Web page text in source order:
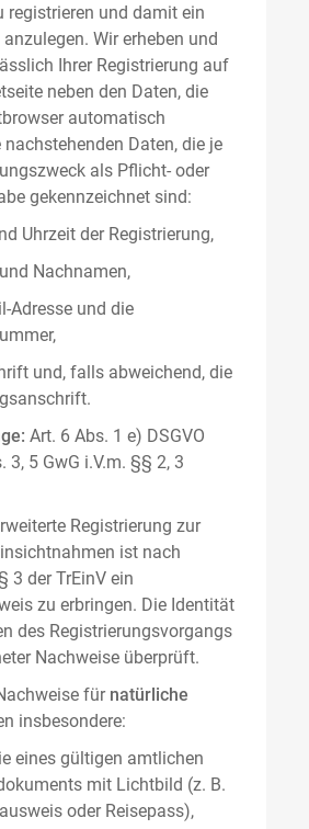
registrieren und damit ein
Wir erheben und
Ihrer Registrierung auf
neben den Daten, die
automatisch
Daten, die je
als Pflicht- oder
gekennzeichnet sind:
Uhrzeit der Registrierung,
Nachnamen,
Adresse und die
und, falls abweichend, die
Art. 6 Abs. 1 e) DSGVO
3, 5 GwG i.V.m. §§ 2, 3
Registrierung zur
ist nach
3 der TrEinV ein
zu erbringen. Die Identität
des Registrierungsvorgangs
Nachweise überprüft.
für natürliche
insbesondere:
eines gültigen amtlichen
mit Lichtbild (z. B.
oder Reisepass),